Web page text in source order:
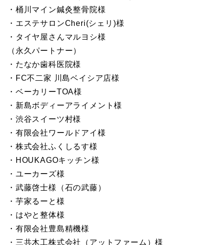
・桶川マイン鍼灸整骨院様
・エステサロンCheri(シェリ)様
・タイヤ屋さんマルヨシ様
（永久パートナー）
・たなか歯科医院様
・FC不二家 川島ベイシア店様
・ベーカリーTOA様
・新島ボディーアライメント様
・渋谷スイーツ村様
・有限会社ワールドアイ様
・株式会社ふくしるす様
・HOUKAGOキッチン様
・ユーカーズ様
・武藤啓士様（石の武藤）
・芋家るーと様
・はやと整体様
・有限会社豊島精機様
・三共木工株式会社（アットファーム）様